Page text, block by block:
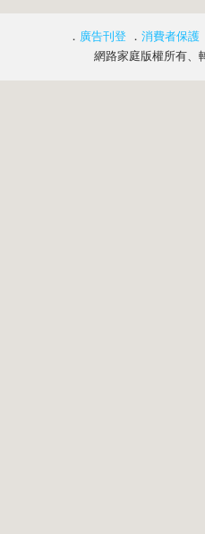
． 廣告刊登 ． 消費者保護
網路家庭版權所有、